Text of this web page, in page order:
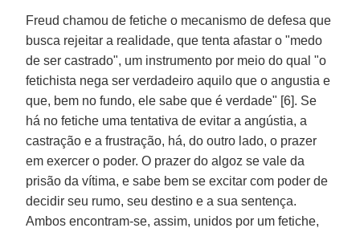
Freud chamou de fetiche o mecanismo de defesa que
busca rejeitar a realidade, que tenta afastar o "medo
de ser castrado", um instrumento por meio do qual "o
fetichista nega ser verdadeiro aquilo que o angustia e
que, bem no fundo, ele sabe que é verdade" [6]. Se
há no fetiche uma tentativa de evitar a angústia, a
castração e a frustração, há, do outro lado, o prazer
em exercer o poder. O prazer do algoz se vale da
prisão da vítima, e sabe bem se excitar com poder de
decidir seu rumo, seu destino e a sua sentença.
Ambos encontram-se, assim, unidos por um fetiche,